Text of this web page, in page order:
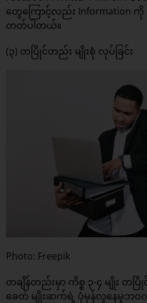
တွေကြောင့်လည်း Information
တတ်ပါတယ်။
(၃) တပြိုင်တည်း မျိုးစုံ လုပ်ခြင်း
Photo: Freepik
တချိန်တည်းမှာ ကိစ္စ ၃-၄ မျိုး တ
ခေတ် မျိုးဆက်ရဲ့ ပုံမှန်လူနေမှုဘဝလို့